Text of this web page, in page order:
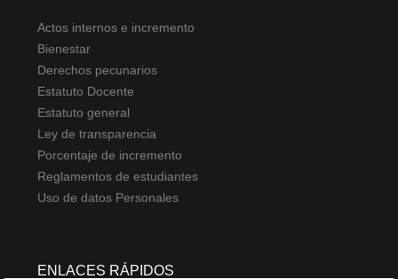
Actos internos e incremento
Bienestar
Derechos pecunarios
Estatuto Docente
Estatuto general
Ley de transparencia
Porcentaje de incremento
Reglamentos de estudiantes
Uso de datos Personales
ENLACES RÁPIDOS